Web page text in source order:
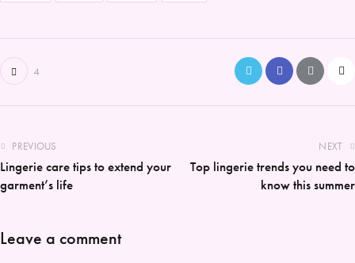
4
PREVIOUS
Lingerie care tips to extend your
garment’s life
NEXT
Top lingerie trends you need to
know this summer
Leave a comment